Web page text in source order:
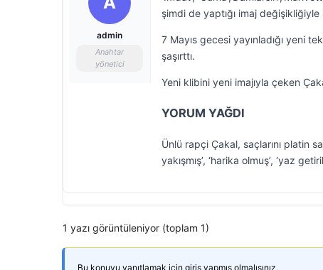
admin
Anahtar
yönetici
şimdi de yaptığı imaj
7 Mayıs gecesi yayınladığı yeni
şaşırttı.
Yeni klibini yeni imajıyla çeken
YORUM YAĞDI
Ünlü rapçi Çakal, saçlarını platin
yakışmış’, ‘harika olmuş’, ‘yaz
1 yazı görüntüleniyor (toplam 1)
Bu konuyu yanıtlamak için giriş yapmış olmalısınız.